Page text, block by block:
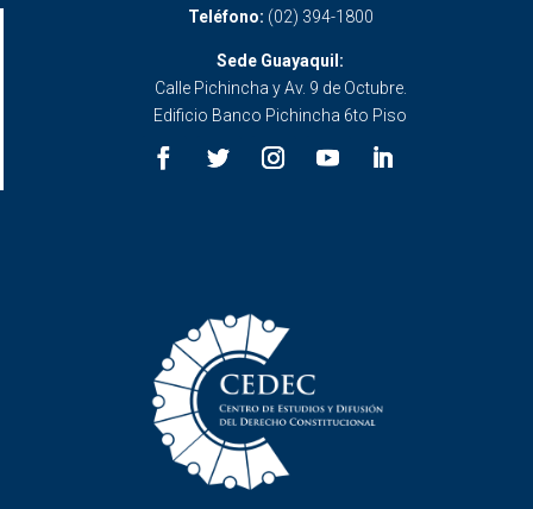
Teléfono: (02) 394-1800
Sede Guayaquil:
Calle Pichincha y Av. 9 de Octubre.
Edificio Banco Pichincha 6to Piso